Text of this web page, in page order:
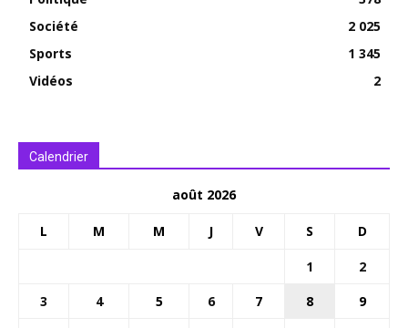
Société
2 025
Sports
1 345
Vidéos
2
Calendrier
août 2026
L M M J V S D
1
2
3
4 5 6 7 8
9